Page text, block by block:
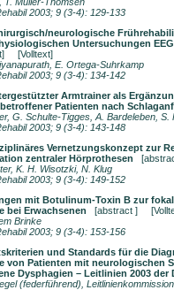
2003; 9 (3-4): 129-133
neurologische
Untersuchungen
[Volltext]
E. Ortega-Suhrkamp
2003; 9 (3-4): 134-142
Armtrainer als
Patienten nach
G. Schulte-Tigges, A. Bardeleben, S.
2003; 9 (3-4): 143-148
Vernetzungskonzept zur
zentraler Hörprothesen
K. H. Wisotzki, N. Klug
2003; 9 (3-4): 149-152
mit Botulinum-Toxin B zur
bei Erwachsenen [abstract ]
Brinke
2003; 9 (3-4): 153-156
und Standards für die
von Patienten mit neurologischen
Dysphagien – Leitlinien 2003
(federführend),